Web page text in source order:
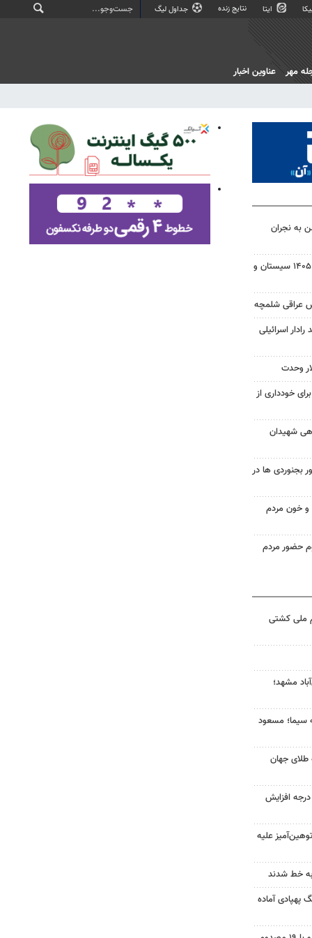
ایتا نتایج زنده جداول لیگ
مهر عناوین اخبار
به نجران
بسته خبری شبانه ۱۵ مردادماه ۱۴۰۵ سیستان و
عراقی شلمچه
اسرائیلی
وحدت
خودداری از
شهیدان
بجنوردی ها در
خون مردم
حضور مردم
ملی کشتی
مشهد؛
سیما؛ مسعود
طلای جهان
هوا در خراسان رضوی ۴ درجه افزایش
علیه
به خط شدند
پهپادی آماده